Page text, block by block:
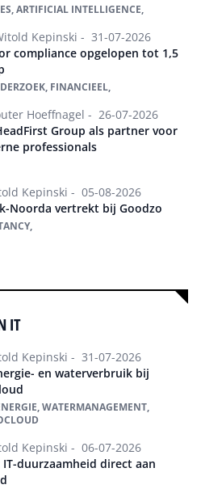
ARTIFICIAL INTELLIGENCE,
Kepinski - 31-07-2026
compliance opgelopen tot 1,5
FINANCIEEL,
Hoeffnagel - 26-07-2026
Group als partner voor
professionals
Kepinski - 05-08-2026
Noorda vertrekt bij Goodzo
IT
Kepinski - 31-07-2026
en waterverbruik bij
WATERMANAGEMENT,
Kepinski - 06-07-2026
duurzaamheid direct aan